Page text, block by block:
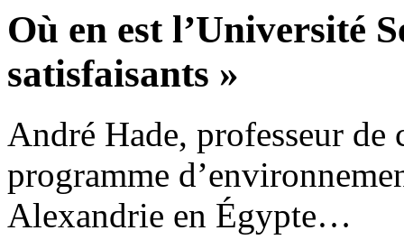
Où en est l’Université
satisfaisants »
André Hade, professeur
programme
Alexandrie en Égypte…